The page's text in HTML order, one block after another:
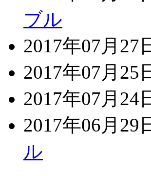
ブル
2017年07月27
2017年07月25
2017年07月24
2017年06月29
ル